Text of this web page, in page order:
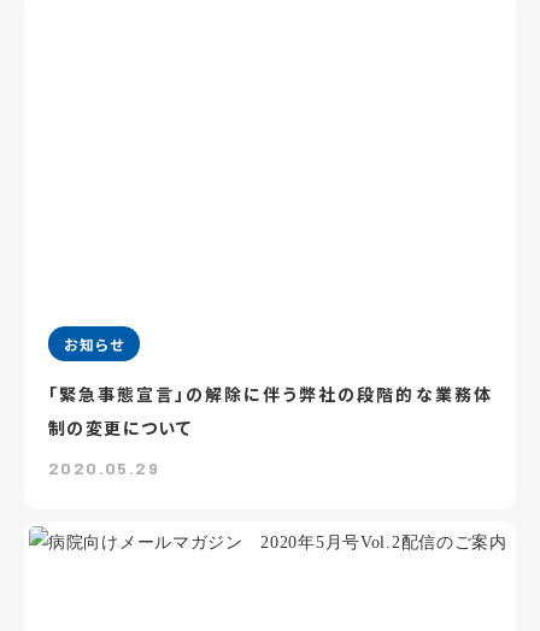
お知らせ
「緊急事態宣言」の解除に伴う弊社の段階的な業務体
制の変更について
2020.05.29